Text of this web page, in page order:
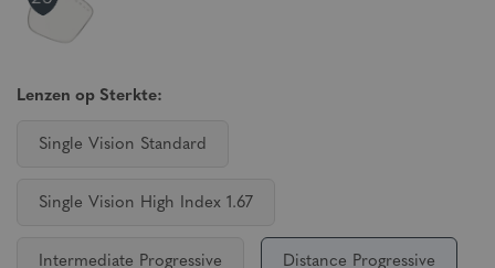
Lenzen op Sterkte:
Single Vision Standard
Single Vision High Index 1.67
Intermediate Progressive Distance Progressive